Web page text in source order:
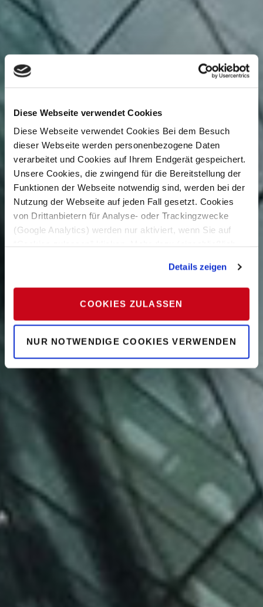
Diese Webseite verwendet Cookies
Diese Webseite verwendet Cookies Bei dem Besuch
dieser Webseite werden personenbezogene Daten
verarbeitet und Cookies auf Ihrem Endgerät gespeichert.
Unsere Cookies, die zwingend für die Bereitstellung der
Funktionen der Webseite notwendig sind, werden bei der
Nutzung der Webseite auf jeden Fall gesetzt. Cookies
von Drittanbietern für Analyse- oder Trackingzwecke
(Google Analytics) werden nur aktiviert, wenn Sie auf
Datenschutzerklärung—
Impressum.
Details zeigen
COOKIES ZULASSEN
NUR NOTWENDIGE COOKIES VERWENDEN